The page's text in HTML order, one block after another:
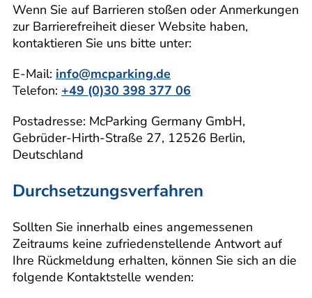
Wenn Sie auf Barrieren stoßen oder Anmerkungen
zur Barrierefreiheit dieser Website haben,
kontaktieren Sie uns bitte unter:
E-Mail: info@mcparking.de
Telefon: +49 (0)30 398 377 06
Postadresse: McParking Germany GmbH,
Gebrüder-Hirth-Straße 27, 12526 Berlin,
Deutschland
Durchsetzungsverfahren
Sollten Sie innerhalb eines angemessenen
Zeitraums keine zufriedenstellende Antwort auf
Ihre Rückmeldung erhalten, können Sie sich an die
folgende Kontaktstelle wenden: